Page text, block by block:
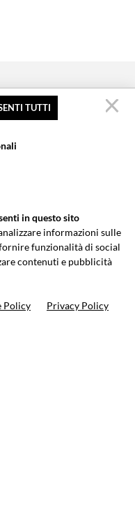
a 30
Servizio clienti
(MB) 20843 | ITALY
TUTTI
in questo sito
informazioni sulle
funzionalità di social
contenuti e pubblicità
Policy Privacy Policy